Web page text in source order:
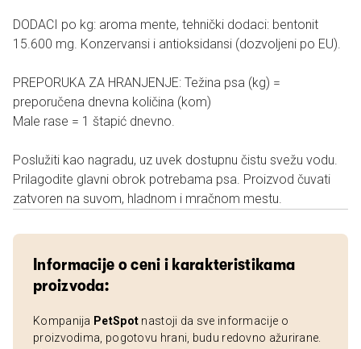
DODACI po kg: aroma mente, tehnički dodaci: bentonit
15.600 mg. Konzervansi i antioksidansi (dozvoljeni po EU).
PREPORUKA ZA HRANJENJE: Težina psa (kg) =
preporučena dnevna količina (kom)
Male rase = 1 štapić dnevno.
Poslužiti kao nagradu, uz uvek dostupnu čistu svežu vodu.
Prilagodite glavni obrok potrebama psa. Proizvod čuvati
zatvoren na suvom, hladnom i mračnom mestu.
Informacije o ceni i karakteristikama
proizvoda:
Kompanija PetSpot nastoji da sve informacije o
proizvodima, pogotovu hrani, budu redovno ažurirane.